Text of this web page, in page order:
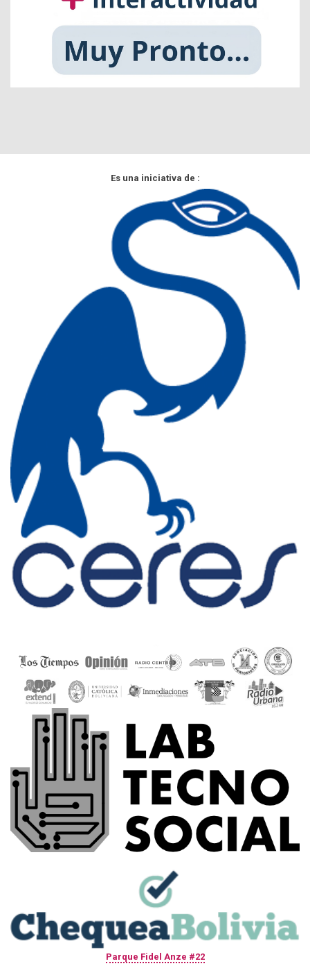
Es una iniciativa de :
Parque Fidel Anze #22